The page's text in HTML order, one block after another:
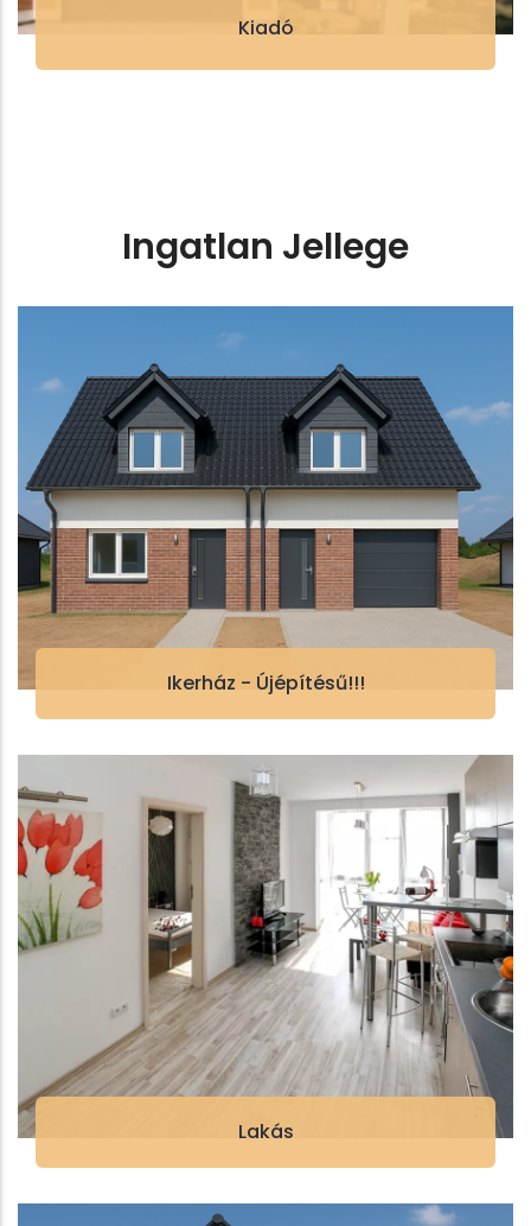
Kiadó
Ingatlan Jellege
Ikerház - Újépítésű!!!
Lakás